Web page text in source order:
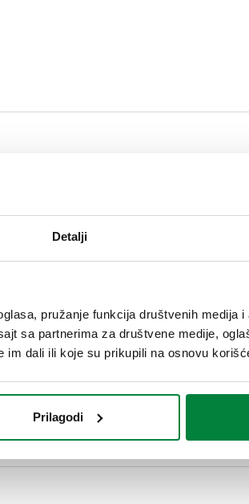
Detalji
pružanje funkcija društvenih medija i
sa partnerima za društvene medije,
dali ili koje su prikupili na osnovu
Prilagodi
CALEFFI, 59979.
КОД У ФАЗИ АНАЛИЗЕ